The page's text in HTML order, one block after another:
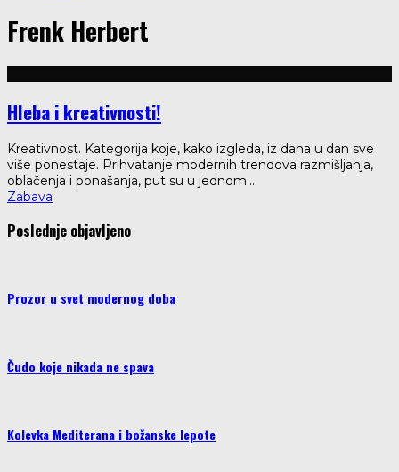
Frenk Herbert
Hleba i kreativnosti!
Kreativnost. Kategorija koje, kako izgleda, iz dana u dan sve
više ponestaje. Prihvatanje modernih trendova razmišljanja,
oblačenja i ponašanja, put su u jednom...
Zabava
Poslednje objavljeno
Prozor u svet modernog doba
Čudo koje nikada ne spava
Kolevka Mediterana i božanske lepote